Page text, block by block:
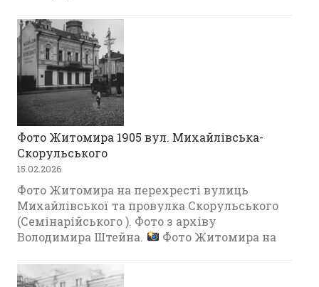
Фото Житомира 1905 вул. Михайлівська-
Скорульського
15.02.2026
Фото Житомира на перехресті вулиць
Михайлівської та провулка Скорульського
(Семінарійського ). Фото з архіву
Володимира Штейна.
Фото Житомира на